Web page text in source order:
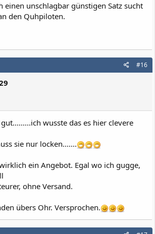
einen unschlagbar günstigen Satz sucht
den Quhpiloten.
#16
wusste das es hier clevere
sie nur locken.......
ein Angebot. Egal wo ich gugge,
ohne Versand.
übers Ohr. Versprochen.